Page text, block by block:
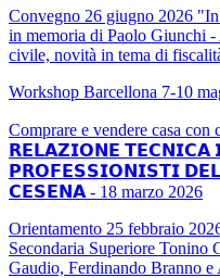
Convegno 26 giugno 2026
in memoria di Paolo Giunchi
civile, novità in tema di
Workshop Barcellona 7-10
Comprare e vendere casa
𝗥𝗘𝗟𝗔𝗭𝗜𝗢𝗡𝗘 𝗧𝗘𝗖𝗡𝗜𝗖𝗔
𝗣𝗥𝗢𝗙𝗘𝗦𝗦𝗜𝗢𝗡𝗜𝗦𝗧𝗜
𝗖𝗘𝗦𝗘𝗡𝗔 - 18 marzo 2026
Orientamento 25 febbraio
Secondaria Superiore Tonino
Gaudio, Ferdinando Branno e